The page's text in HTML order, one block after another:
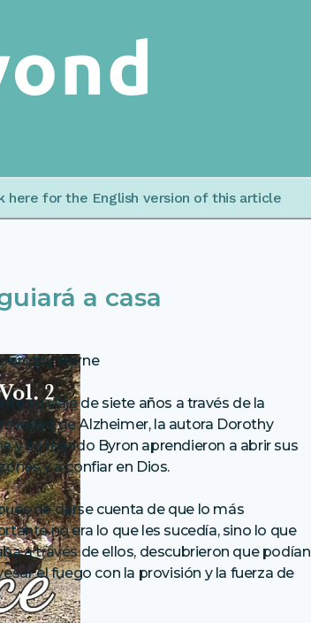
here for the English version of this article
a casa
Horne
su viaje de siete años a través de la
de Alzheimer, la autora Dorothy
y su marido Byron aprendieron a abrir sus
y a confiar en Dios.
de darse cuenta de que lo más
no era lo que les sucedía, sino lo que
a través de ellos, descubrieron que podían
el fuego con la provisión y la fuerza de